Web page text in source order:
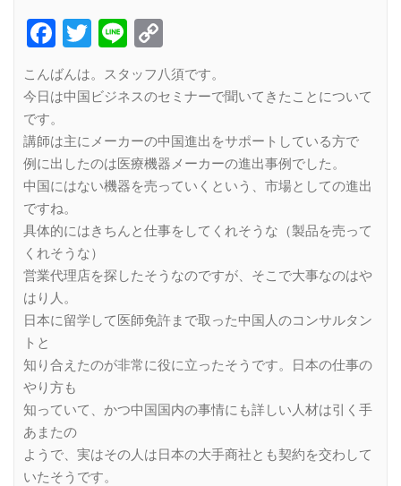
Facebook
Twitter
Line
Link
こんばんは。スタッフ八須です。
今日は中国ビジネスのセミナーで聞いてきたことについて
です。
講師は主にメーカーの中国進出をサポートしている方で
例に出したのは医療機器メーカーの進出事例でした。
中国にはない機器を売っていくという、市場としての進出
ですね。
具体的にはきちんと仕事をしてくれそうな（製品を売って
くれそうな）
営業代理店を探したそうなのですが、そこで大事なのはや
はり人。
日本に留学して医師免許まで取った中国人のコンサルタン
トと
知り合えたのが非常に役に立ったそうです。日本の仕事の
やり方も
知っていて、かつ中国国内の事情にも詳しい人材は引く手
あまたの
ようで、実はその人は日本の大手商社とも契約を交わして
いたそうです。